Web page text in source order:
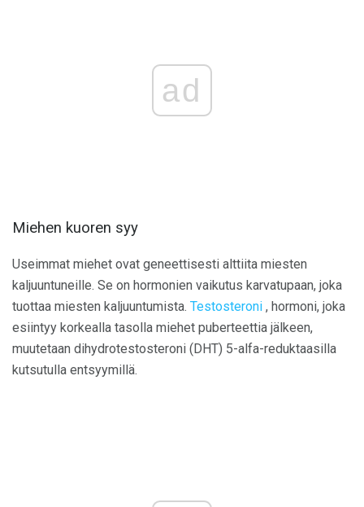
ad
Miehen kuoren syy
Useimmat miehet ovat geneettisesti alttiita miesten
kaljuuntuneille. Se on hormonien vaikutus karvatupaan, joka
tuottaa miesten kaljuuntumista. Testosteroni , hormoni, joka
esiintyy korkealla tasolla miehet puberteettia jälkeen,
muutetaan dihydrotestosteroni (DHT) 5-alfa-reduktaasilla
kutsutulla entsyymillä.